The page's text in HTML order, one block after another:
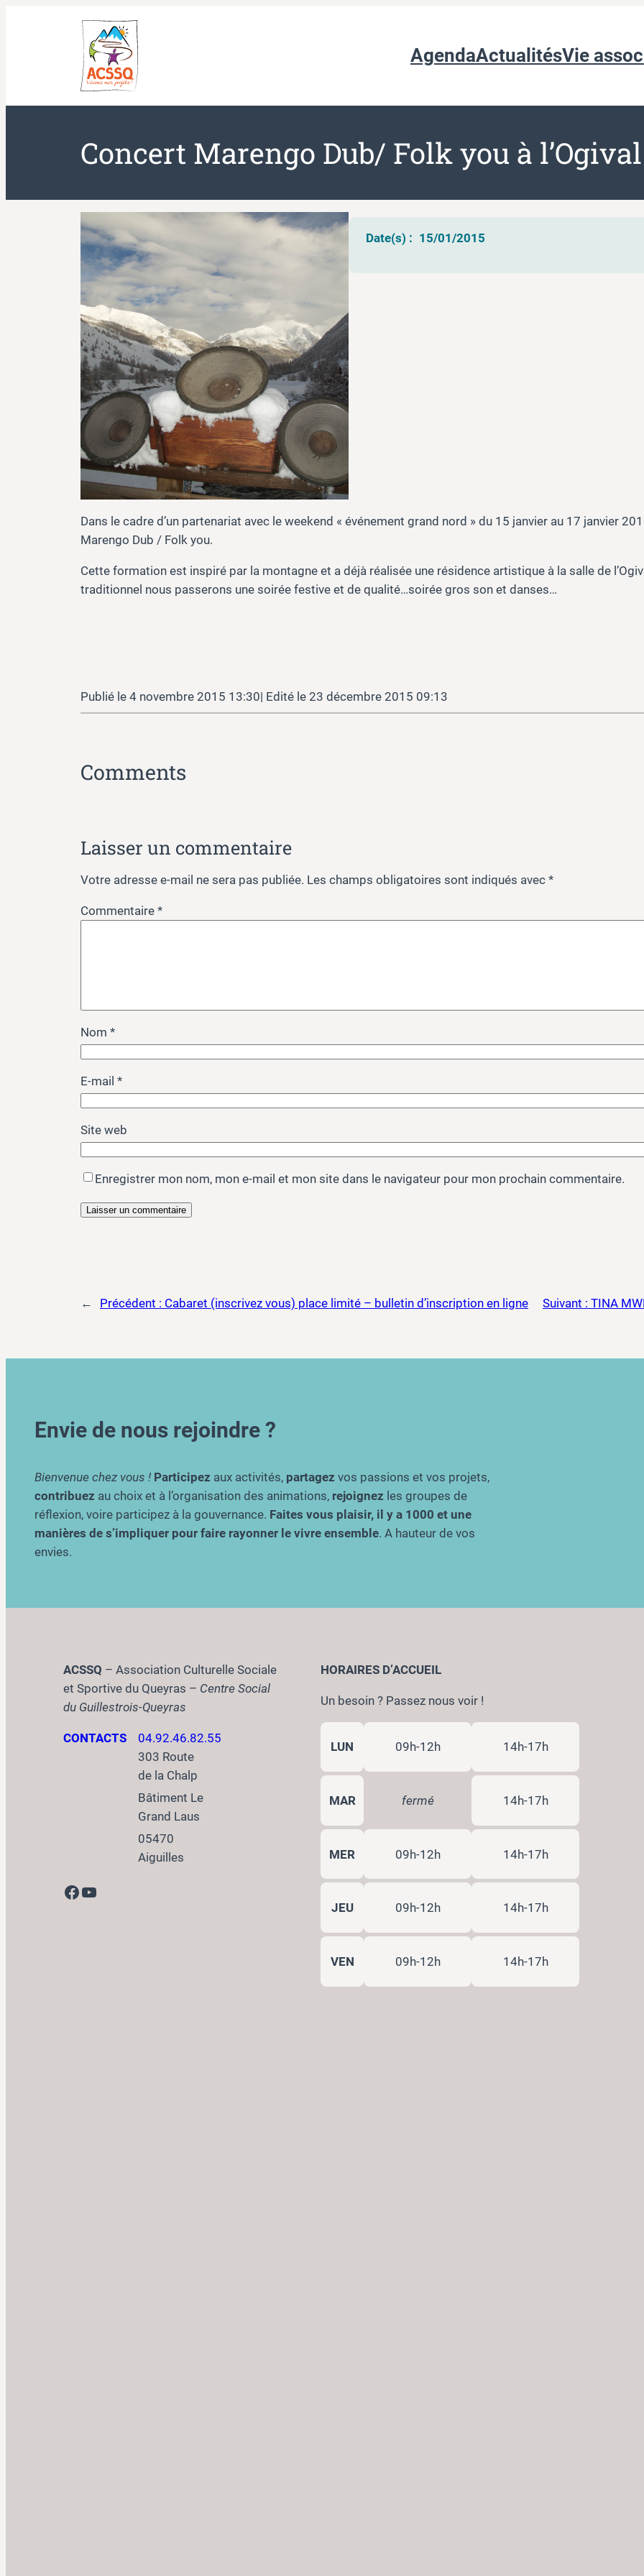
AgendaActualitésVie
Concert Marengo Dub/ Folk you à
Date(s) : 15/01/2015
Dans le cadre d’un partenariat avec le weekend « événement grand nord » du 15 janvier au 17 janvier
Marengo Dub / Folk you.
Cette formation est inspiré par la montagne et a déjà réalisée une résidence artistique à la salle de
traditionnel nous passerons une soirée festive et de qualité…soirée gros son et danses…
4 novembre 2015 13:30 23 décembre 2015 09:13
Comments
Laisser un commentaire
Votre adresse e-mail ne sera pas publiée. Les champs obligatoires sont indiqués avec *
Commentaire *
Nom *
E-mail *
Site web
Enregistrer mon nom, mon e-mail et mon site dans le navigateur pour mon prochain commentaire.
← Précédent : Cabaret (inscrivez vous) place limité – bulletin d’inscription en ligne Suivant : TINA
Envie de nous rejoindre ?
Bienvenue chez vous ! Participez aux activités, partagez vos passions et vos projets,
contribuez au choix et à l’organisation des animations, rejoignez les groupes de
réflexion, voire participez à la gouvernance. Faites vous plaisir, il y a 1000 et une
manières de s’impliquer pour faire rayonner le vivre ensemble. A hauteur de vos
envies.
ACSSQ – Association Culturelle Sociale
et Sportive du Queyras – Centre Social
du Guillestrois-Queyras
CONTACTS
04.92.46.82.55
303 Route
de la Chalp
Bâtiment Le
Grand Laus
05470
Aiguilles
Facebook YouTube
HORAIRES D’ACCUEIL
Un besoin ? Passez nous voir !
LUN 09h-12h 14h-17h
MAR fermé 14h-17h
MER 09h-12h 14h-17h
JEU 09h-12h 14h-17h
VEN 09h-12h 14h-17h